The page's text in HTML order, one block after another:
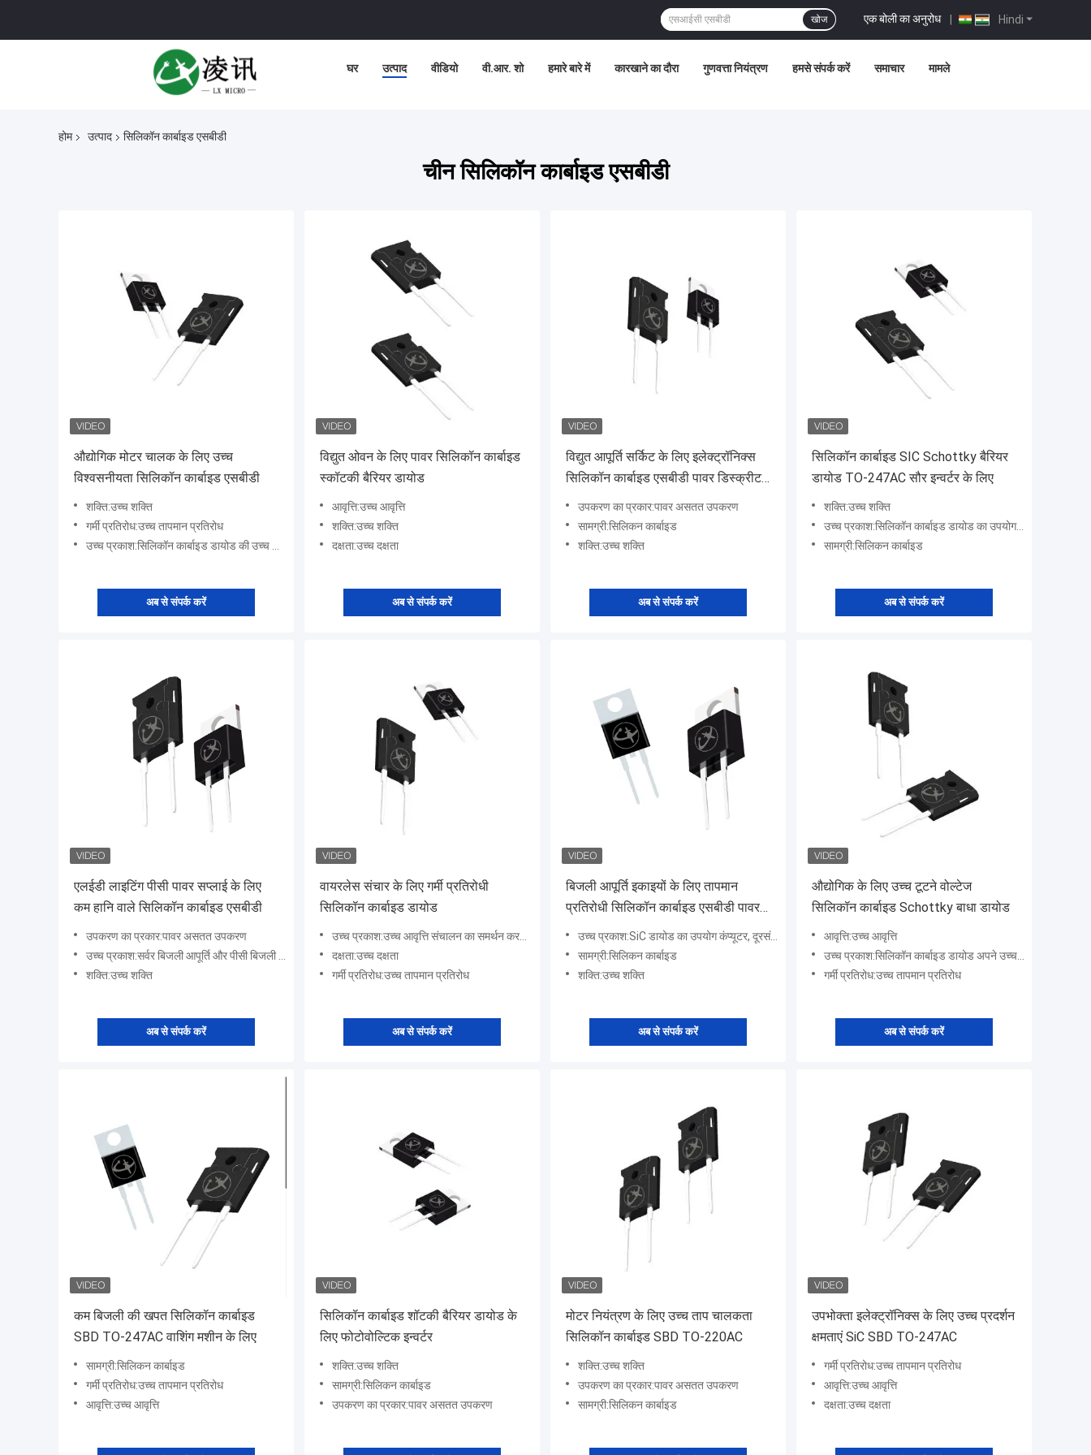
Hindi
एक बोली का अनुरोध |
खोज
घर उत्पाद वीडियो वी.आर. शो हमारे बारे में कारखाने का दौरा गुणवत्ता नियंत्रण हमसे संपर्क करें समाचार मामले
होम उत्पाद सिलिकॉन कार्बाइड एसबीडी
चीन सिलिकॉन कार्बाइड एसबीडी
औद्योगिक मोटर चालक के लिए उच्च
विश्वसनीयता सिलिकॉन कार्बाइड एसबीडी
शक्ति:उच्च शक्ति
गर्मी प्रतिरोध:उच्च तापमान प्रतिरोध
उच्च प्रकाश:सिलिकॉन कार्बाइड डायोड की उच्च तापीय चालकता और उच्च तापमान प्रतिरोध उन्हें कठोर वातावरण में अधिक विश
अब से संपर्क करें
विद्युत ओवन के लिए पावर सिलिकॉन कार्बाइड
स्कॉटकी बैरियर डायोड
आवृत्ति:उच्च आवृत्ति
शक्ति:उच्च शक्ति
दक्षता:उच्च दक्षता
अब से संपर्क करें
विद्युत आपूर्ति सर्किट के लिए इलेक्ट्रॉनिक्स
सिलिकॉन कार्बाइड एसबीडी पावर डिस्क्रीट
उपकरण का प्रकार:पावर असतत उपकरण
सामग्री:सिलिकन कार्बाइड
शक्ति:उच्च शक्ति
अब से संपर्क करें
सिलिकॉन कार्बाइड SIC Schottky बैरियर
डायोड TO-247AC सौर इन्वर्टर के लिए
शक्ति:उच्च शक्ति
उच्च प्रकाश:सिलिकॉन कार्बाइड डायोड का उपयोग सौर फोटोवोल्टिक प्रणालियों में विद्युत ऊर्जा को परिवर्तित करने और नि
सामग्री:सिलिकन कार्बाइड
अब से संपर्क करें
एलईडी लाइटिंग पीसी पावर सप्लाई के लिए
कम हानि वाले सिलिकॉन कार्बाइड एसबीडी
उपकरण का प्रकार:पावर असतत उपकरण
उच्च प्रकाश:सर्वर बिजली आपूर्ति और पीसी बिजली आपूर्ति में सिलिकॉन कार्बाइड डायोड के अनुप्रयोग से पूरी मशीन की दक
शक्ति:उच्च शक्ति
अब से संपर्क करें
वायरलेस संचार के लिए गर्मी प्रतिरोधी
सिलिकॉन कार्बाइड डायोड
उच्च प्रकाश:उच्च आवृत्ति संचालन का समर्थन करने की क्षमता के कारण सिलिकॉन कार्बाइड डायोड वायरलेस संचार, आरएफ सर्क
दक्षता:उच्च दक्षता
गर्मी प्रतिरोध:उच्च तापमान प्रतिरोध
अब से संपर्क करें
बिजली आपूर्ति इकाइयों के लिए तापमान
प्रतिरोधी सिलिकॉन कार्बाइड एसबीडी पावर
उच्च प्रकाश:SiC डायोड का उपयोग कंप्यूटर, दूरसंचार उपकरण और अन्य इलेक्ट्रॉनिक उपकरणों के लिए बिजली आपूर्ति इकाइयो
सामग्री:सिलिकन कार्बाइड
शक्ति:उच्च शक्ति
अब से संपर्क करें
औद्योगिक के लिए उच्च टूटने वोल्टेज
सिलिकॉन कार्बाइड Schottky बाधा डायोड
आवृत्ति:उच्च आवृत्ति
उच्च प्रकाश:सिलिकॉन कार्बाइड डायोड अपने उच्च ब्रेकडाउन वोल्टेज, कम रिवर्स रिकवरी चार्ज, तेज स्विचिंग गति और उच्च
गर्मी प्रतिरोध:उच्च तापमान प्रतिरोध
अब से संपर्क करें
कम बिजली की खपत सिलिकॉन कार्बाइड
SBD TO-247AC वाशिंग मशीन के लिए
सामग्री:सिलिकन कार्बाइड
गर्मी प्रतिरोध:उच्च तापमान प्रतिरोध
आवृत्ति:उच्च आवृत्ति
सिलिकॉन कार्बाइड शॉटकी बैरियर डायोड के
लिए फोटोवोल्टिक इन्वर्टर
शक्ति:उच्च शक्ति
सामग्री:सिलिकन कार्बाइड
उपकरण का प्रकार:पावर असतत उपकरण
मोटर नियंत्रण के लिए उच्च ताप चालकता
सिलिकॉन कार्बाइड SBD TO-220AC
शक्ति:उच्च शक्ति
उपकरण का प्रकार:पावर असतत उपकरण
सामग्री:सिलिकन कार्बाइड
उपभोक्ता इलेक्ट्रॉनिक्स के लिए उच्च प्रदर्शन
क्षमताएं SiC SBD TO-247AC
गर्मी प्रतिरोध:उच्च तापमान प्रतिरोध
आवृत्ति:उच्च आवृत्ति
दक्षता:उच्च दक्षता